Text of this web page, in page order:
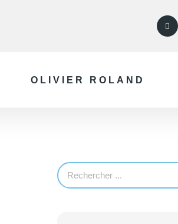
OLIVIER ROLAND